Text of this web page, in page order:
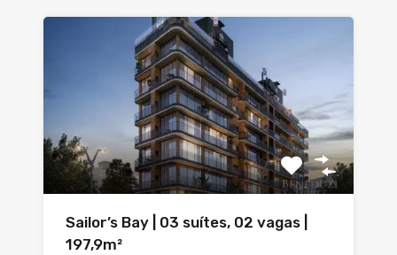
Sailor’s Bay | 03 suítes, 02 vagas |
197,9m²